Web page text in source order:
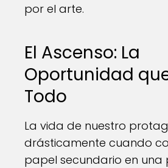
por el arte.
El Ascenso: La
Oportunidad
Todo
La vida de nuestro
drásticamente cuando
papel secundario en una